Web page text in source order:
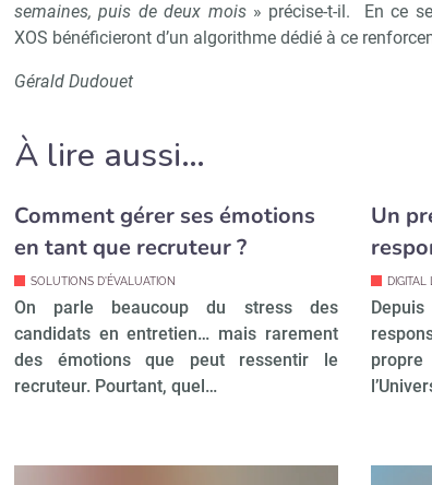
semaines, puis de deux mois» précise-t-il. En ce
XOS bénéficieront d’un algorithme dédié à ce
Gérald Dudouet
À lire aussi…
Comment gérer ses émotions
en tant que recruteur ?
SOLUTIONS D'ÉVALUATION
On parle beaucoup du stress des
candidats en entretien… mais rarement
des émotions que peut ressentir le
recruteur. Pourtant, quel…
Un
DIGITAL
propre